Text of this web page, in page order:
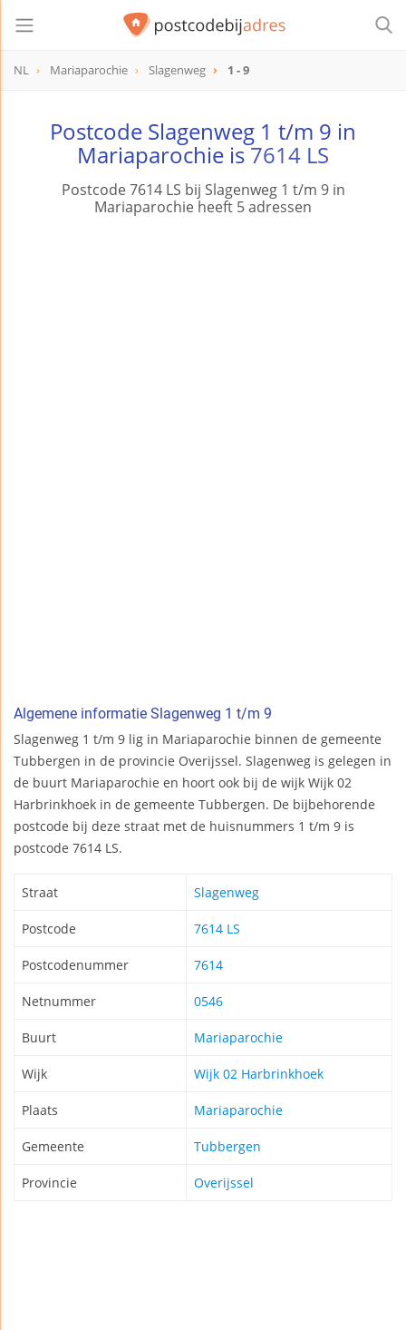
NL Mariaparochie Slagenweg 1 - 9
Postcode Slagenweg 1 t/m 9 in
Mariaparochie is7614 LS
Postcode 7614 LS bij Slagenweg 1 t/m 9 in
Mariaparochie heeft 5 adressen
Algemene informatie Slagenweg 1 t/m 9
Slagenweg 1 t/m 9 lig in Mariaparochie binnen de gemeente
Tubbergen in de provincie Overijssel. Slagenweg is gelegen in
de buurt Mariaparochie en hoort ook bij de wijk Wijk 02
Harbrinkhoek in de gemeente Tubbergen. De bijbehorende
postcode bij deze straat met de huisnummers 1 t/m 9 is
postcode 7614 LS.
Straat Slagenweg
Postcode 7614 LS
Postcodenummer 7614
Netnummer 0546
Buurt Mariaparochie
Wijk Wijk 02 Harbrinkhoek
Plaats Mariaparochie
Gemeente Tubbergen
Provincie Overijssel